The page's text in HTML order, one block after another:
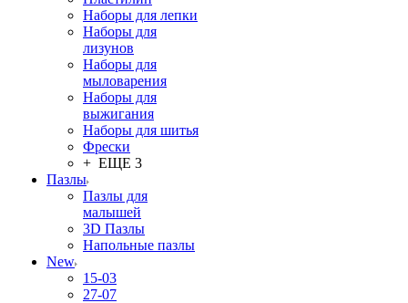
Наборы для лепки
Наборы для
лизунов
Наборы для
мыловарения
Наборы для
выжигания
Наборы для шитья
Фрески
+ ЕЩЕ 3
Пазлы
Пазлы для
малышей
3D Пазлы
Напольные пазлы
New
15-03
27-07